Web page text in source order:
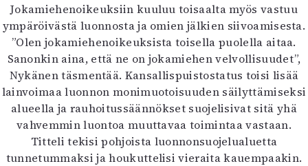
Jokamiehenoikeuksiin kuuluu toisaalta myös vastuu
ympäröivästä luonnosta ja omien jälkien siivoamisesta.
”Olen jokamiehenoikeuksista toisella puolella aitaa.
Sanonkin aina, että ne on jokamiehen velvollisuudet”,
Nykänen täsmentää. Kansallispuistostatus toisi lisää
lainvoimaa luonnon monimuotoisuuden säilyttämiseksi
alueella ja rauhoitussäännökset suojelisivat sitä yhä
vahvemmin luontoa muuttavaa toimintaa vastaan.
Titteli tekisi pohjoista luonnonsuojelualuetta
tunnetummaksi ja houkuttelisi vieraita kauempaakin.